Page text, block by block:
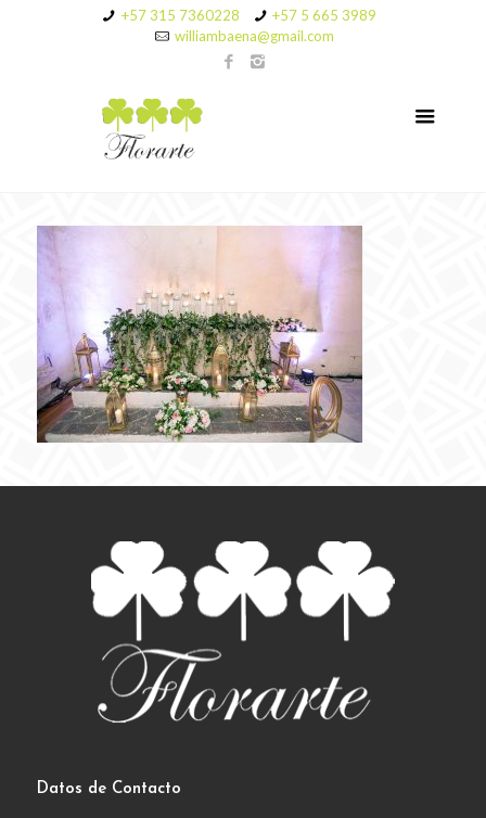
+57 315 7360228
+57 5 665 3989
williambaena@gmail.com
Datos de Contacto